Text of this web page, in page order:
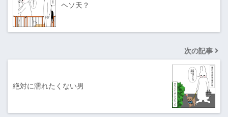
ヘソ天？
次の記事
絶対に濡れたくない男